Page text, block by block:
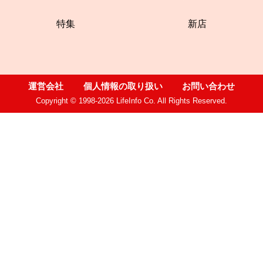
特集 新店
運営会社 個人情報の取り扱い お問い合わせ
Copyright © 1998-2026 LifeInfo Co. All Rights Reserved.